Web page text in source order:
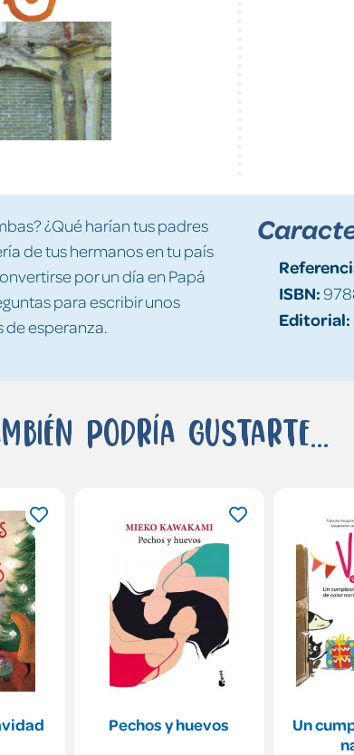
¿Qué harían tus padres
de tus hermanos en tu país
por un día en Papá
para escribir unos
de esperanza.
ISBN:
Editorial:
podría gustarte...
Pechos y huevos
Un